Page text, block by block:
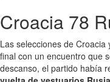
Croacia 78
Las selecciones de
final con un encuentro que
descanso, el partido había